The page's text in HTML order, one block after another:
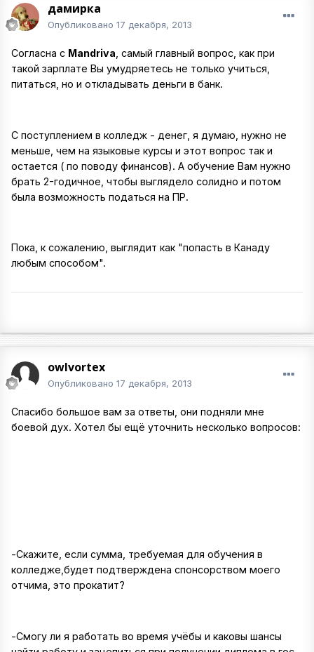
дамирка
Опубликовано 17 декабря, 2013
Согласна с Mandriva , самый главный вопрос, как при
такой зарплате Вы умудряетесь не только учиться,
питаться, но и откладывать деньги в банк.
С поступлением в колледж - денег, я думаю, нужно не
меньше, чем на языковые курсы и этот вопрос так и
остается ( по поводу финансов). А обучение Вам нужно
брать 2-годичное, чтобы выглядело солидно и потом
была возможность податься на ПР.
Пока, к сожалению, выглядит как "попасть в Канаду
любым способом".
owlvortex
Опубликовано 17 декабря, 2013
Спасибо большое вам за ответы, они подняли мне
боевой дух. Хотел бы ещё уточнить несколько вопросов:
-Скажите, если сумма, требуемая для обучения в
колледже,будет подтверждена спонсорством моего
отчима, это прокатит?
-Смогу ли я работать во время учёбы и каковы шансы